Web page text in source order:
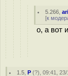
5.266 ,
[к
о, а вот
1.5 ,Р (?), 09:41, 23/